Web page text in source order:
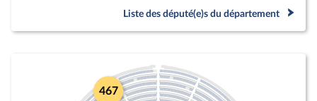
Liste des député(e)s du département
467